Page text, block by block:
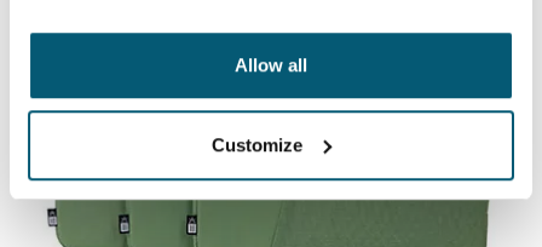
Allow all
Customize